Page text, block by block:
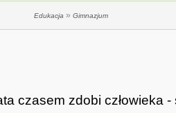
Edukacja » Gimnazjum
czasem zdobi człowieka